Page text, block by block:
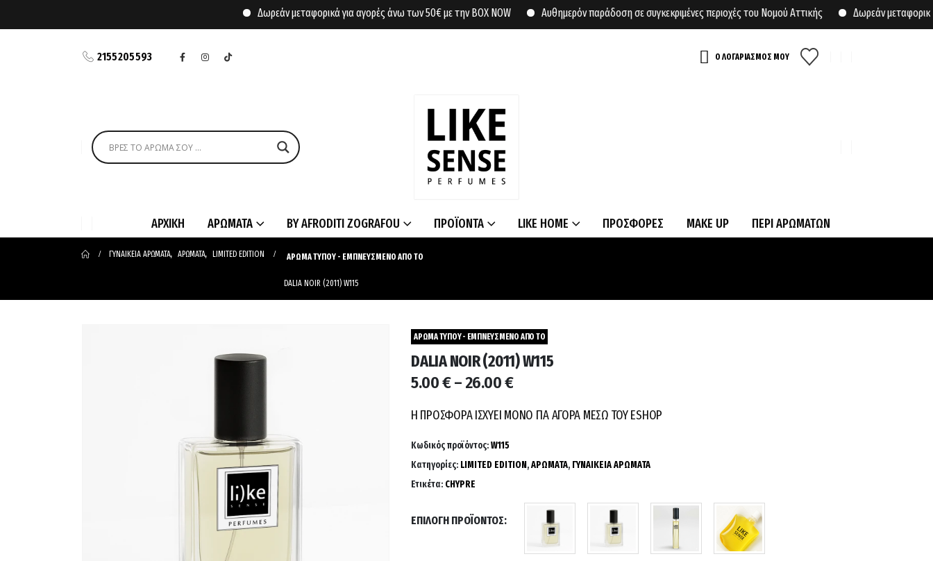
Δωρεάν μεταφορικά για αγορές άνω των 50€ με την BOX NOW Αυθημερόν παράδοση σε συγκεκριμένες περιοχές του Νομού Αττικής Δωρεάν μεταφορικά
2155205593 Ο ΛΟΓΑΡΙΑΣΜΟΣ ΜΟΥ
ΑΡΧΙΚΗ ΑΡΩΜΑΤΑ BY AFRODITI ZOGRAFOU ΠΡΟΪΟΝΤΑ LIKE HOME ΠΡΟΣΦΟΡΕΣ MAKE UP ΠΕΡΙ ΑΡΩΜΑΤΩΝ
ΓΥΝΑΙΚΕΙΑ ΑΡΩΜΑΤΑ, ΑΡΩΜΑΤΑ, LIMITED EDITION ΑΡΩΜΑ ΤΥΠΟΥ - ΕΜΠΝΕΥΣΜΕΝΟ ΑΠΟ ΤΟ
DALIA NOIR (2011) W115
ΑΡΩΜΑ ΤΥΠΟΥ - ΕΜΠΝΕΥΣΜΕΝΟ ΑΠΟ ΤΟ
DALIA NOIR (2011) W115
5.00€ –26.00€Price
5.00 €
Η ΠΡΟΣΦΟΡΑ ΙΣΧΥΕΙ ΜΟΝΟ ΓΙΑ ΑΓΟΡΑ ΜΕΣΩ ΤΟΥ ESHOP
Κωδικός προϊόντος:W115
Κατηγορίες: LIMITED EDITION,ΑΡΩΜΑΤΑ, ΓΥΝΑΙΚΕΙΑ ΑΡΩΜΑΤΑ
Ετικέτα: CHYPRE
ΕΠΙΛΟΓΉ ΠΡΟΪΌΝΤΟΣ